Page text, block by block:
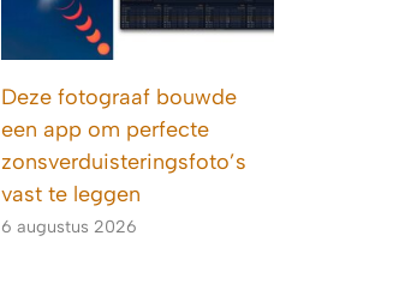
Deze fotograaf bouwde
een app om perfecte
zonsverduisteringsfoto’s
vast te leggen
6 augustus 2026